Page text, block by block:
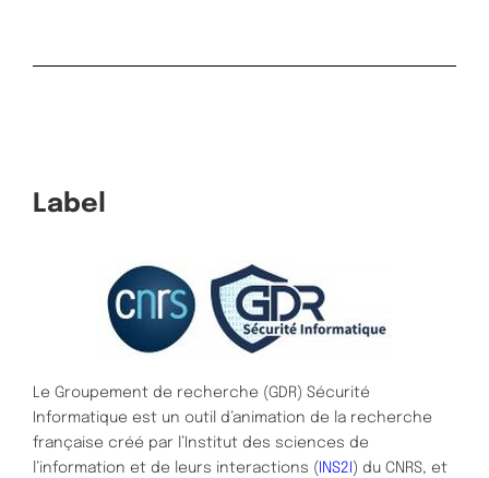
Label
Le Groupement de recherche (GDR) Sécurité
Informatique est un outil d’animation de la recherche
française créé par l’Institut des sciences de
l’information et de leurs interactions ( INS2I ) du CNRS, et